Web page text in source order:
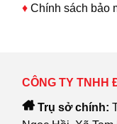
♦ Chính sách bảo
CÔNG TY TNHH
Trụ sở chính: